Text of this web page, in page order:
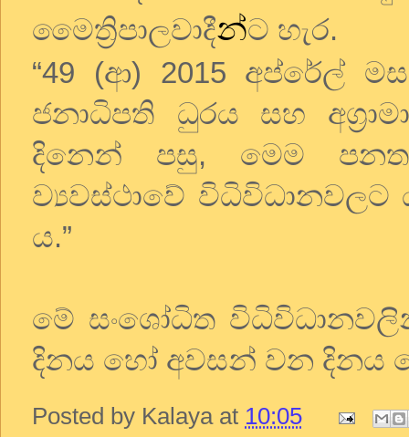
මෛත්‍රිපාලවාදීන්ට හැර.
“49 (ආ) 2015 අප්රේල්
ජනාධිපති ධුරය සහ
දිනෙන් පසු, මෙම
ව්‍යවස්ථාවේ
ය.”
මේ සංශෝධිත
දිනය හෝ අවසන් වන දිනය
Posted by Kalaya at 10:05